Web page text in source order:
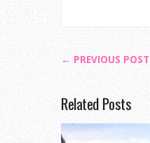
← PREVIOUS POST
Related Posts